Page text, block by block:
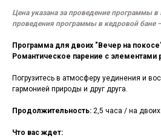
Цена указана за проведение программы в
проведения программы в кедровой бане
Программа для двоих "Вечер на
Романтическое парение с элементами
Погрузитесь в атмосферу уединения и
гармонией природы и друг друга.
Продолжительность: 2,5 часа / на двоих
Что вас ждет: